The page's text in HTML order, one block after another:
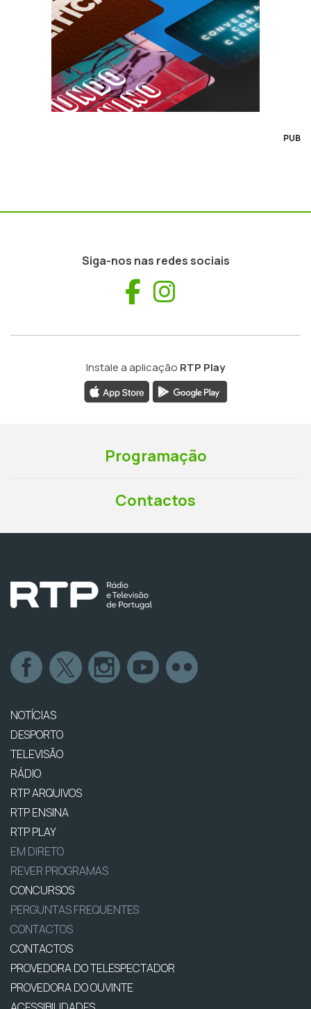
PUB
Siga-nos nas redes sociais
Facebook
Instale a aplicação RTP Play
Programação
Contactos
NOTÍCIAS
DESPORTO
TELEVISÃO
RÁDIO
RTP ARQUIVOS
RTP ENSINA
RTP PLAY
EM DIRETO
REVER PROGRAMAS
CONCURSOS
PERGUNTAS FREQUENTES
CONTACTOS
CONTACTOS
PROVEDORA DO TELESPECTADOR
PROVEDORA DO OUVINTE